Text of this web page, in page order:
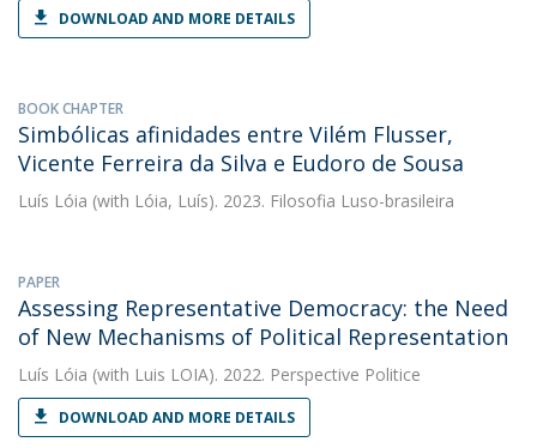
DOWNLOAD AND MORE DETAILS
BOOK CHAPTER
Simbólicas afinidades entre Vilém Flusser,
Vicente Ferreira da Silva e Eudoro de Sousa
Luís Lóia (with Lóia, Luís). 2023. Filosofia Luso-brasileira
PAPER
Assessing Representative Democracy: the Need
of New Mechanisms of Political Representation
Luís Lóia (with Luis LOIA). 2022. Perspective Politice
DOWNLOAD AND MORE DETAILS